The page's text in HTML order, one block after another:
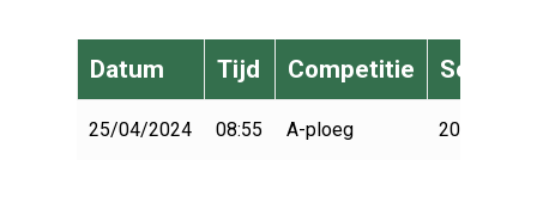
Datum Tijd Competitie Seizoen
25/04/2024 08:55 A-ploeg 2023-2024